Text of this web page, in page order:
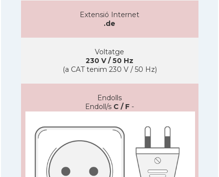
Extensió Internet
.de
Voltatge
230 V / 50 Hz
(a CAT tenim 230 V / 50 Hz)
Endolls
Endoll/s C / F -